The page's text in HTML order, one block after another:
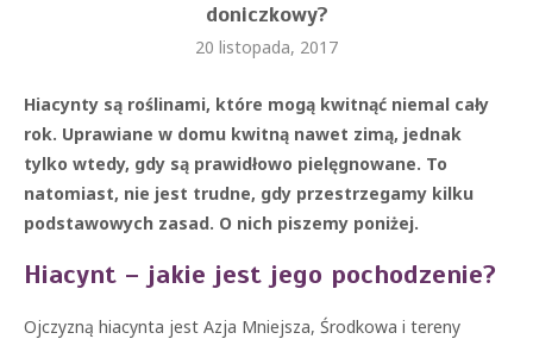
doniczkowy?
20 listopada, 2017
Hiacynty są roślinami, które mogą kwitnąć niemal cały
rok. Uprawiane w domu kwitną nawet zimą, jednak
tylko wtedy, gdy są prawidłowo pielęgnowane. To
natomiast, nie jest trudne, gdy przestrzegamy kilku
podstawowych zasad. O nich piszemy poniżej.
Hiacynt – jakie jest jego pochodzenie?
Ojczyzną hiacynta jest Azja Mniejsza, Środkowa i tereny